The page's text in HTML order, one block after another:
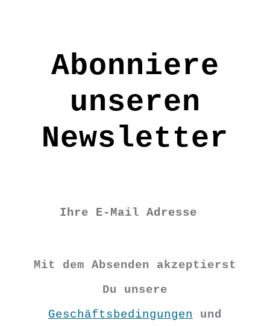
Pflege: Handwäsche
€10,90
Abonniere
unseren
Newsletter
Mit dem Absenden akzeptierst
Du unsere
Geschäftsbedingungen und